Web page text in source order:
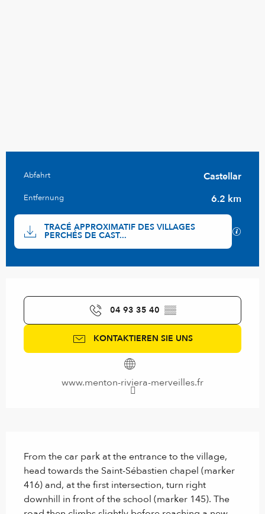
Praktische Informationen
Abfahrt Castellar
Entfernung
6.2 km
Dokumentation
TRACÉ APPROXIMATIF DES VILLAGES
PERCHÉS DE CAST... Mit
04 93 35 40 ▒▒
KONTAKTIEREN SIE UNS
www.menton-riviera-merveilles.fr
From the car park at the entrance to the village,
head towards the Saint-Sébastien chapel (marker
416) and, at the first intersection, turn right
downhill in front of the school (marker 145). The